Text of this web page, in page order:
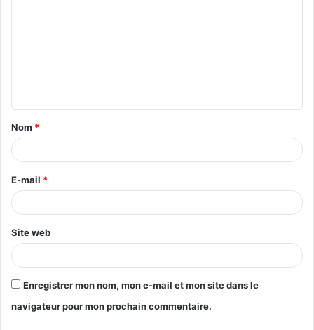
t
a
i
e
*
Nom *
E-mail *
Site web
Enregistrer mon nom, mon e-mail et mon site dans le
navigateur pour mon prochain commentaire.